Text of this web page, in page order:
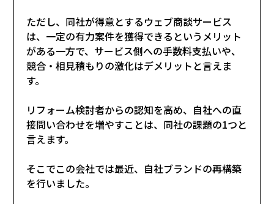
ただし、同社が得意とするウェブ商談サービス
は、一定の有力案件を獲得できるというメリット
がある一方で、サービス側への手数料支払いや、
競合・相見積もりの激化はデメリットと言えま
す。
リフォーム検討者からの認知を高め、自社への直
接問い合わせを増やすことは、同社の課題の1つと
言えます。
そこでこの会社では最近、自社ブランドの再構築
を行いました。